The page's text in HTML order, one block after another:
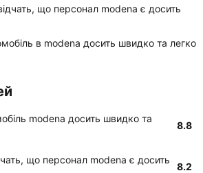
що персонал modena є досить
в modena досить швидко та легко
modena досить швидко та
8.8
що персонал modena є досить
8.2